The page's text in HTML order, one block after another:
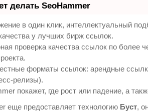
делать SeoHammer
в один клик, интеллектуальный
у лучших бирж ссылок.
проверка качества ссылок по более
форматы ссылок: арендные
релизы).
покажет, где рост или падение, а
еще предоставляет технологию Буст,